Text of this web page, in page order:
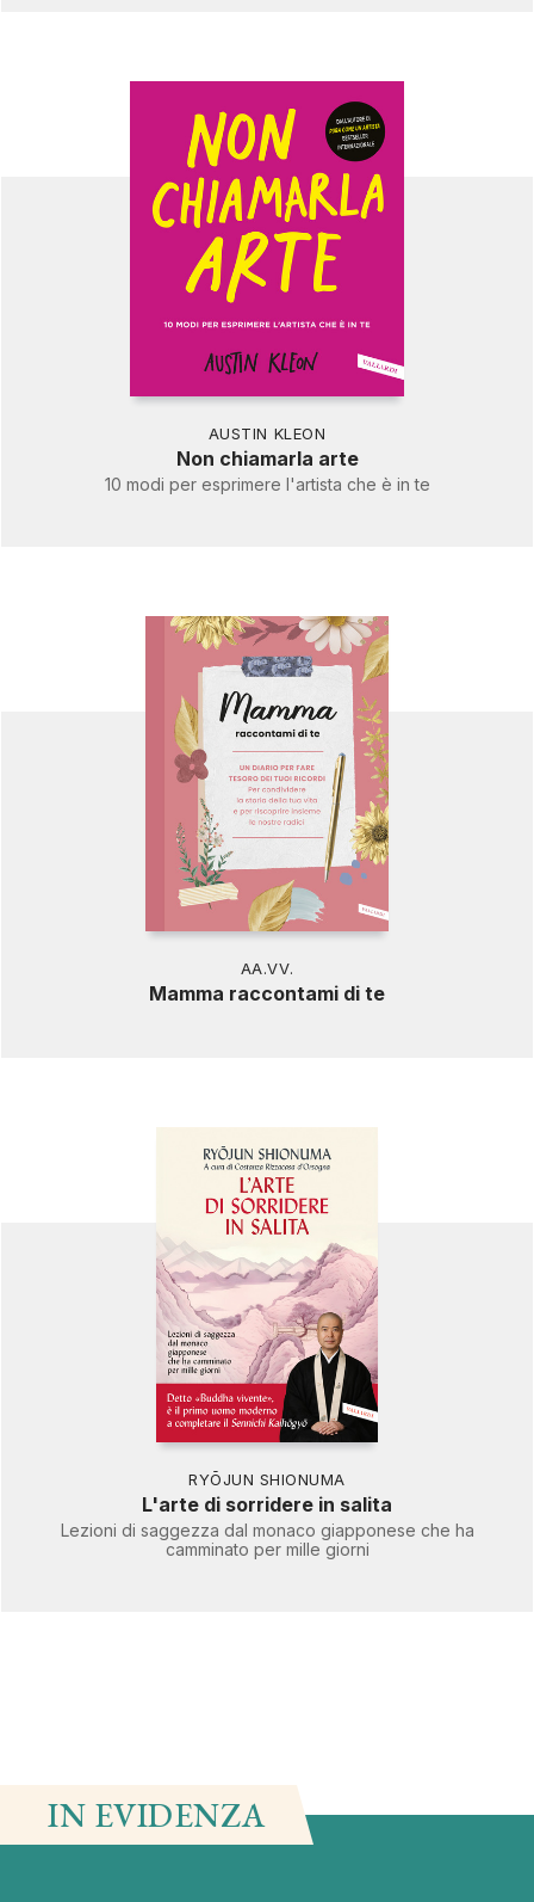
AUSTIN KLEON
Non chiamarla arte
10 modi per esprimere l'artista che è in te
AA.VV.
Mamma raccontami di te
RYŌJUN SHIONUMA
L'arte di sorridere in salita
Lezioni di saggezza dal monaco giapponese che ha
camminato per mille giorni
IN EVIDENZA